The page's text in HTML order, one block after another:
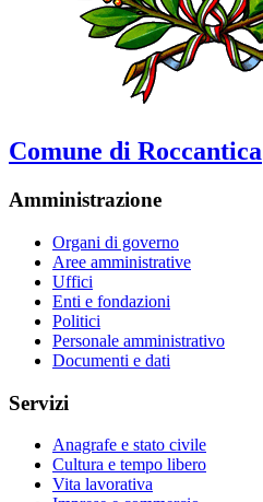
Comune di Roccantica
Amministrazione
Organi di governo
Aree amministrative
Uffici
Enti e fondazioni
Politici
Personale amministrativo
Documenti e dati
Servizi
Anagrafe e stato civile
Cultura e tempo libero
Vita lavorativa